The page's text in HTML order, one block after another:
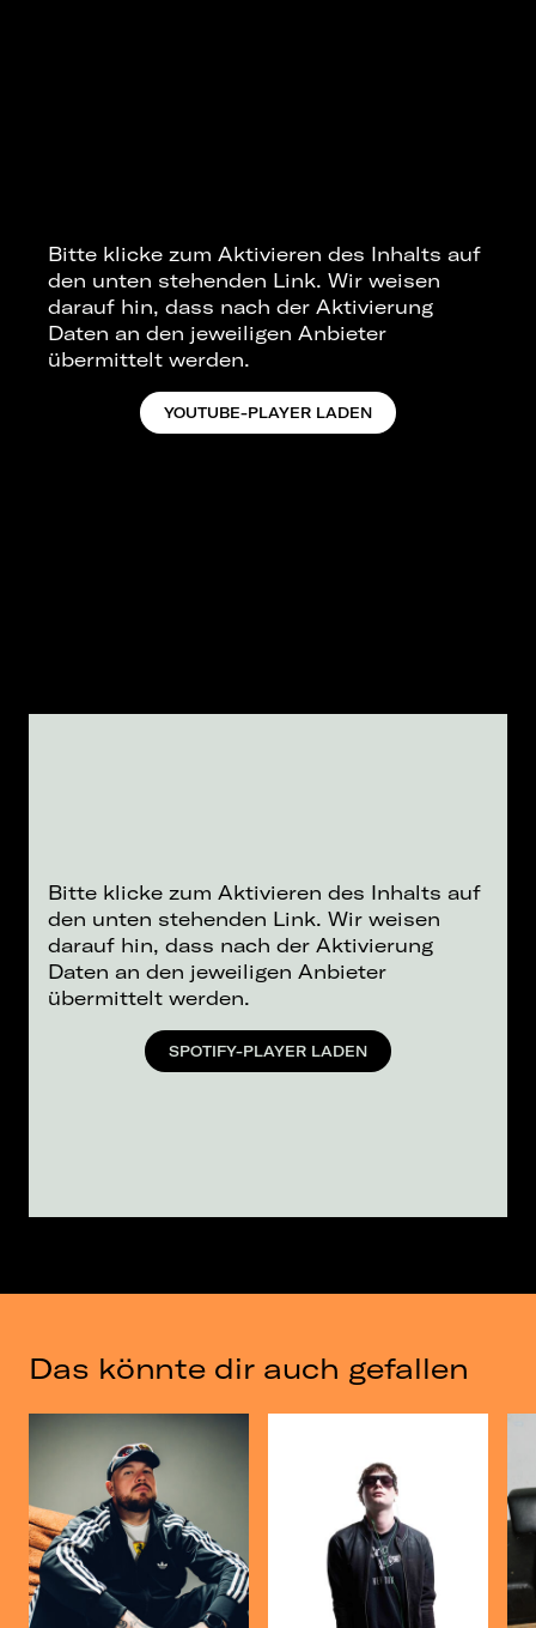
Bitte klicke zum Aktivieren des Inhalts auf
den unten stehenden Link. Wir weisen
darauf hin, dass nach der Aktivierung
Daten an den jeweiligen Anbieter
übermittelt werden.
YOUTUBE-PLAYER LADEN
Bitte klicke zum Aktivieren des Inhalts auf
den unten stehenden Link. Wir weisen
darauf hin, dass nach der Aktivierung
Daten an den jeweiligen Anbieter
übermittelt werden.
SPOTIFY-PLAYER LADEN
Das könnte dir auch gefallen